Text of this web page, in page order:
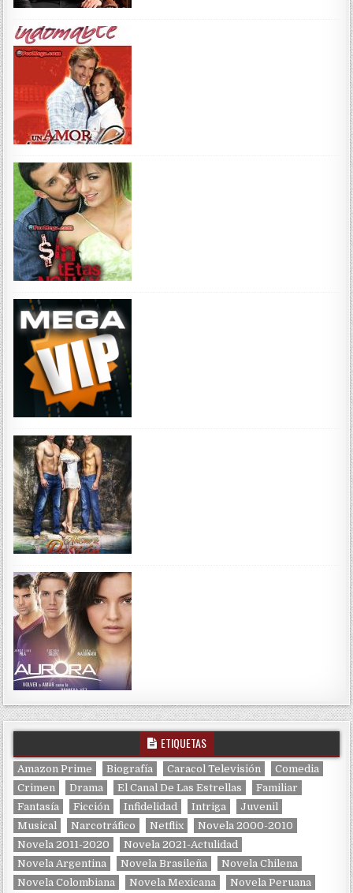
ETIQUETAS
Amazon Prime Biografía Caracol Televisión
Comedia
Crimen
Drama El Canal De Las Estrellas
Familiar
Fantasía
Ficción Infidelidad Intriga
Juvenil
Musical
Narcotráfico Netflix
Novela 2000-2010
Novela 2011-2020
Novela 2021-Actulidad
Novela Argentina
Novela Brasileña
Novela Chilena
Novela Colombiana
Novela Mexicana Novela Peruana